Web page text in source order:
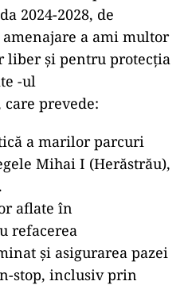
2024-2028, de
a ami multor
liber și pentru protecția
-ul
prevede:
a marilor parcuri
Mihai I (Herăstrău),
aflate în
refacerea
și asigurarea pazei
stop, inclusiv prin